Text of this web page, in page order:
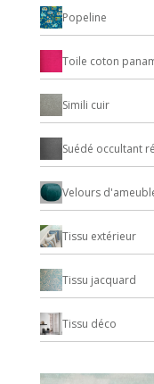
Popeline
Toile coton
Simili cuir
Suédé occultant
Velours
Tissu extérieur
Tissu jacquard
Tissu déco